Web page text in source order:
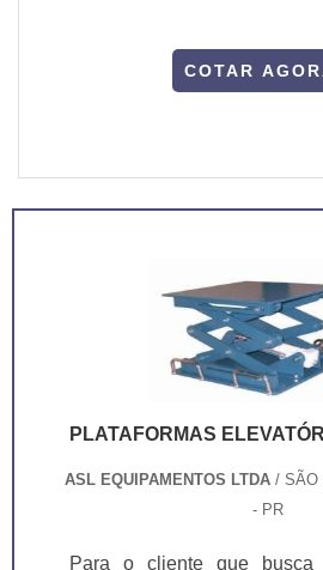
COTAR
PLATAFORMAS
ASL EQUIPAMENTOS LTDA / SÃO
- PR
Para o cliente que busca